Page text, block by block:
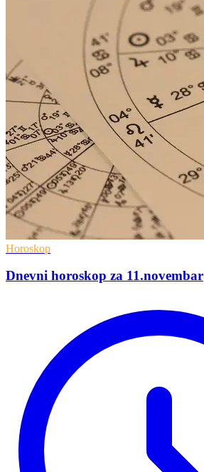
Horoskop
Dnevni horoskop za 11.novembar